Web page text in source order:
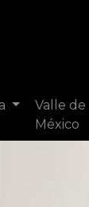
Valle de
México